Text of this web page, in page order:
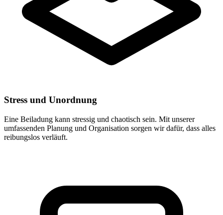
Stress und Unordnung
Eine Beiladung kann stressig und chaotisch sein. Mit unserer
umfassenden Planung und Organisation sorgen wir dafür, dass alles
reibungslos verläuft.